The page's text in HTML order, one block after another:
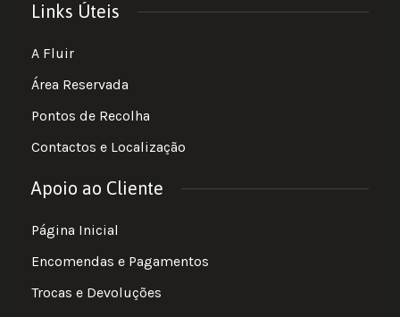
Links Úteis
A Fluir
Área Reservada
Pontos de Recolha
Contactos e Localização
Apoio ao Cliente
Página Inicial
Encomendas e Pagamentos
Trocas e Devoluções